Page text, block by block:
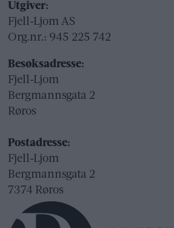
Utgiver:
Fjell-Ljom AS
Org.nr.: 945 225 742
Besøksadresse:
Fjell-Ljom
Bergmannsgata 2
Røros
Postadresse:
Fjell-Ljom
Bergmannsgata 2
7374 Røros